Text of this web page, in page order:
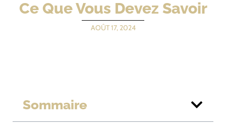
Ce Que Vous Devez Savoir
AOÛT 17, 2024
Sommaire